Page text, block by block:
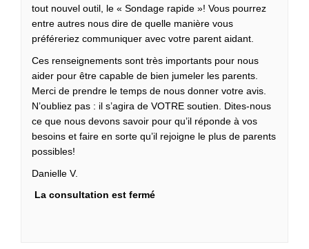
tout nouvel outil, le « Sondage rapide »! Vous pourrez
entre autres nous dire de quelle manière vous
préféreriez communiquer avec votre parent aidant.
Ces renseignements sont très importants pour nous
aider pour être capable de bien jumeler les parents.
Merci de prendre le temps de nous donner votre avis.
N’oubliez pas : il s’agira de VOTRE soutien. Dites-nous
ce que nous devons savoir pour qu’il réponde à vos
besoins et faire en sorte qu’il rejoigne le plus de parents
possibles!
Danielle V.
La consultation est fermé